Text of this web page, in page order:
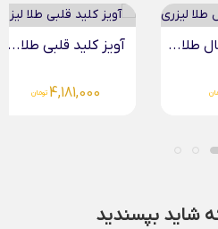
آویز کلید قلبی طلا...
تومان
شاید بپسندید